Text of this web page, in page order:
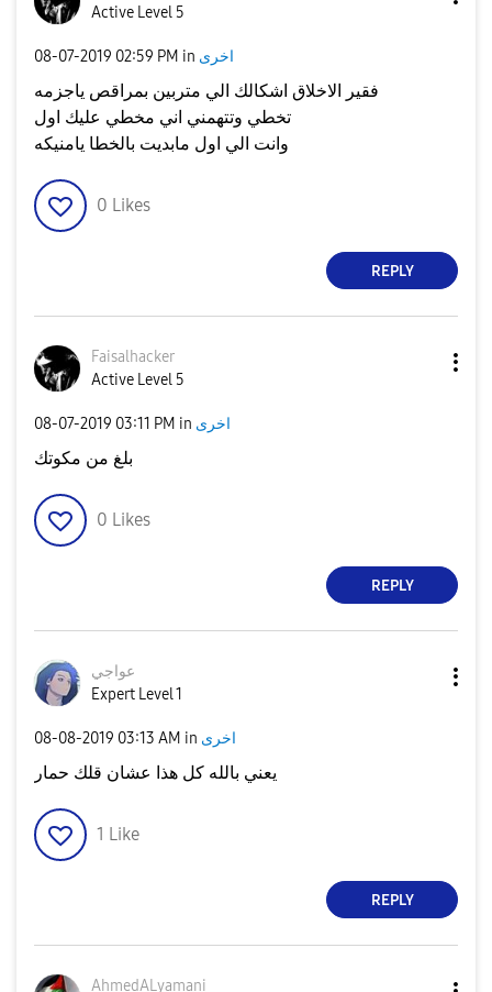
Active Level 5
‎08-07-2019 02:59 PM in اخرى
فقير الاخلاق اشكالك الي متربين بمراقص ياجزمه
تخطي وتتهمني اني مخطي عليك اول
وانت الي اول مابديت بالخطا يامنيكه
0 Likes
REPLY
Faisalhacker
Active Level 5
‎08-07-2019 03:11 PM in اخرى
بلغ من مكوتك
0 Likes
REPLY
عواجي
Expert Level 1
‎08-08-2019 03:13 AM in اخرى
يعني بالله كل هذا عشان قلك حمار
1 Like
REPLY
AhmedALyamani